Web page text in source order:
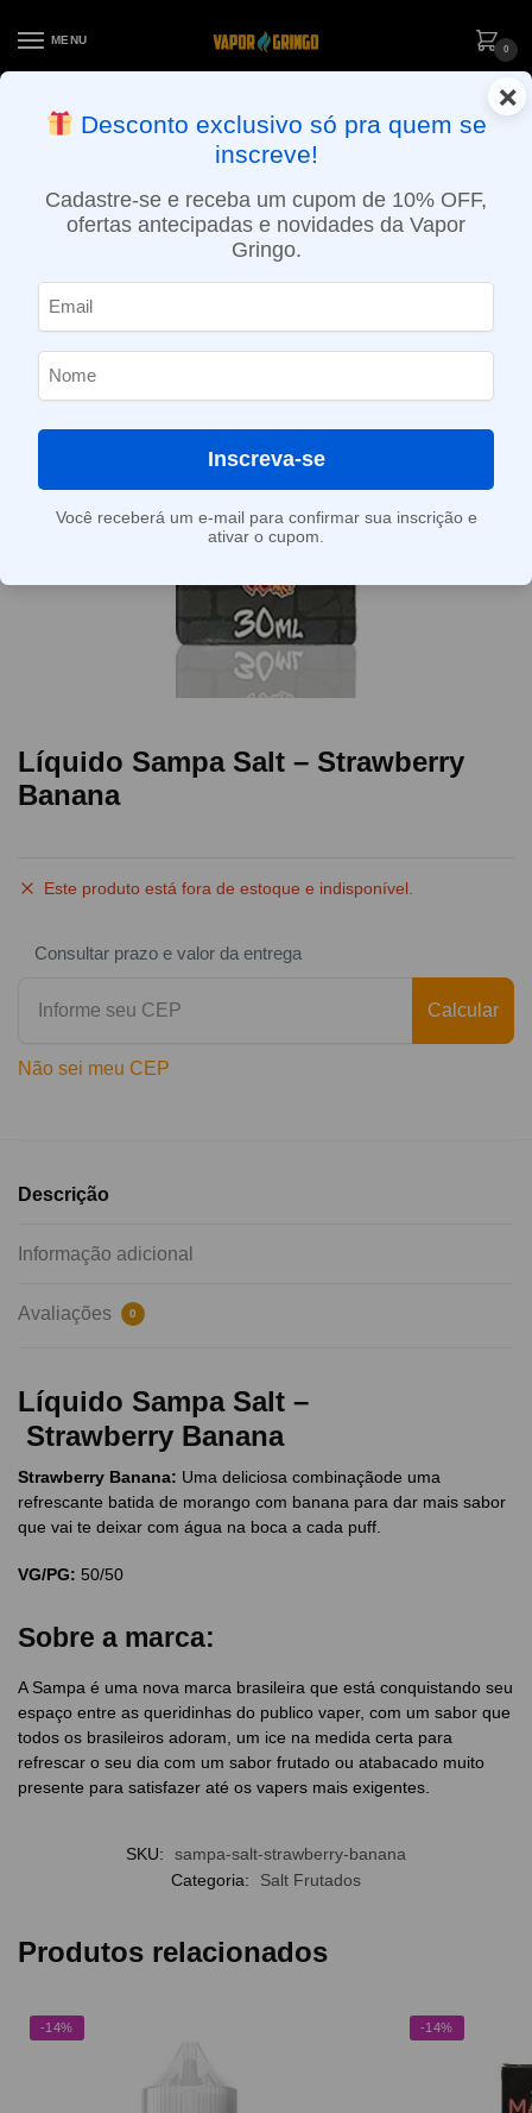
MENU
0
ENTREGA NO MESMO DIA EM SÃO PAULO (SEG A SEX): PEDIDOS
APROVADOS ATÉ 15:30 VIA MOTOBOY
Líquido Sampa Salt – Strawberry
Banana
Este produto está fora de estoque e indisponível.
Consultar prazo e valor da entrega
Calcular
Não sei meu CEP
Descrição
Informação adicional
Avaliações 0
Líquido Sampa Salt –
Strawberry Banana
Strawberry Banana: Uma deliciosa combinaçãode uma
refrescante batida de morango com banana para dar mais sabor
que vai te deixar com água na boca a cada puff.
VG/PG: 50/50
Sobre a marca:
A Sampa é uma nova marca brasileira que está conquistando seu
espaço entre as queridinhas do publico vaper, com um sabor que
todos os brasileiros adoram, um ice na medida certa para
refrescar o seu dia com um sabor frutado ou atabacado muito
presente para satisfazer até os vapers mais exigentes.
SKU:
sampa-salt-strawberry-banana
Categoria:
Salt Frutados
Produtos relacionados
-14% -14%
×
Desconto exclusivo só pra quem se
inscreve!
Cadastre-se e receba um cupom de 10% OFF,
ofertas antecipadas e novidades da Vapor
Gringo.
Inscreva-se
Você receberá um e-mail para confirmar sua inscrição e
ativar o cupom.